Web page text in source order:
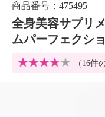
商品番号：475495
全身美容サプリ
ムパーフェクシ
（ 16件